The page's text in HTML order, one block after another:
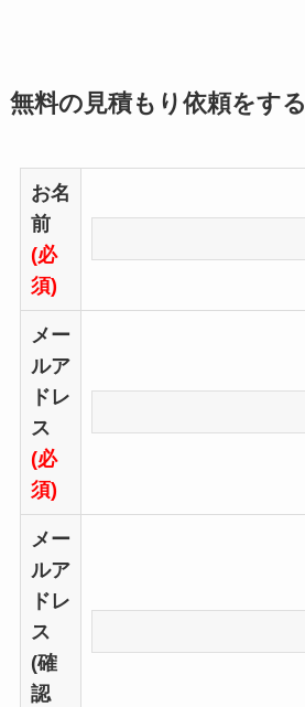
無料の見積もり依頼をする
お名
前
(必
須)
メー
ルア
ドレ
ス
(必
須)
メー
ルア
ドレ
ス
(確
認